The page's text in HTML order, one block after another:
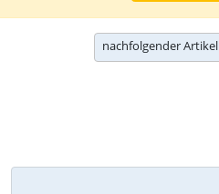
nachfolgender Artikel